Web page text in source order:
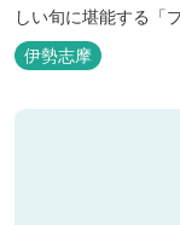
しい旬に堪能する「
スメティックスとの
ラ風呂」
伊勢志摩